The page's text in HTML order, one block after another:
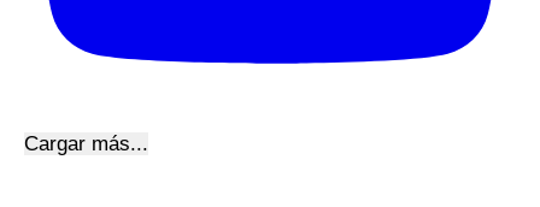
Cargar más...